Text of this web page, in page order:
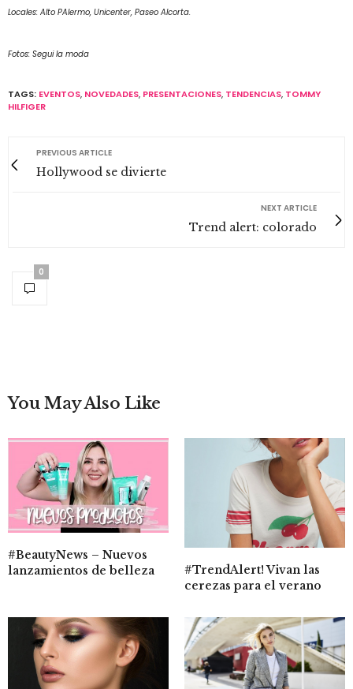
Locales: Alto PAlermo, Unicenter, Paseo Alcorta.
Fotos: Segui la moda
TAGS: EVENTOS, NOVEDADES, PRESENTACIONES, TENDENCIAS, TOMMY
HILFIGER
PREVIOUS ARTICLE
Hollywood se divierte
NEXT ARTICLE
Trend alert: colorado
0
You May Also Like
#BeautyNews – Nuevos
lanzamientos de belleza
#TrendAlert! Vivan las
cerezas para el verano